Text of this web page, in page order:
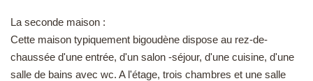
La seconde maison :
Cette maison typiquement bigoudène dispose au rez-de-
chaussée d'une entrée, d'un salon -séjour, d'une cuisine, d'une
salle de bains avec wc. A l'étage, trois chambres et une salle